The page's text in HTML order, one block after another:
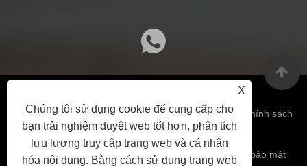
X
Chúng tôi sử dụng cookie để cung cấp cho
bạn trải nghiệm duyệt web tốt hơn, phân tích
lưu lượng truy cập trang web và cá nhân
hóa nội dung. Bằng cách sử dụng trang web
Links Sitemap RSS XML Chính sách
bảo mật